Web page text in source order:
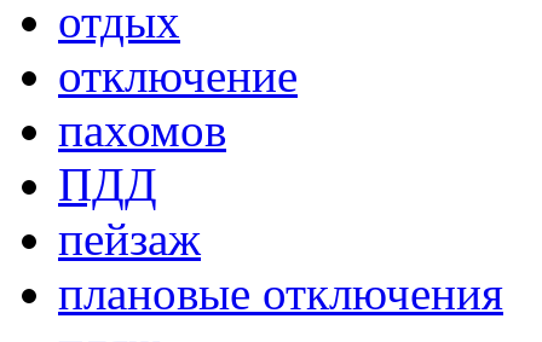
отдых
отключение
пахомов
ПДД
пейзаж
плановые отключения